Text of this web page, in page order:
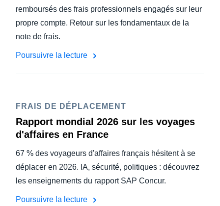
remboursés des frais professionnels engagés sur leur
propre compte. Retour sur les fondamentaux de la
note de frais.
Poursuivre la lecture
FRAIS DE DÉPLACEMENT
Rapport mondial 2026 sur les voyages
d'affaires en France
67 % des voyageurs d'affaires français hésitent à se
déplacer en 2026. IA, sécurité, politiques : découvrez
les enseignements du rapport SAP Concur.
Poursuivre la lecture